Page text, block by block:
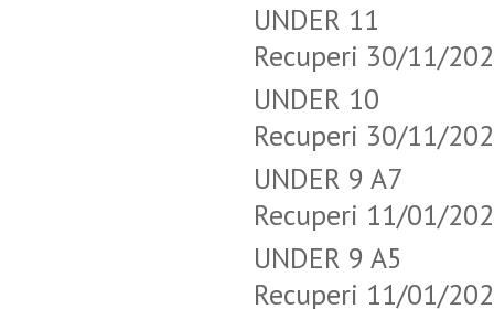
UNDER
Recuperi 30/11/
UNDER
Recuperi 30/11/
UNDER 9
Recuperi 11/01/
UNDER 9
Recuperi 11/01/